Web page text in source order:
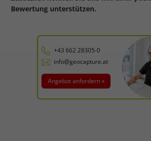
+43 662 28305-0
info@geocapture.at
Angebot anfordern »
Bewertung unterstützen.